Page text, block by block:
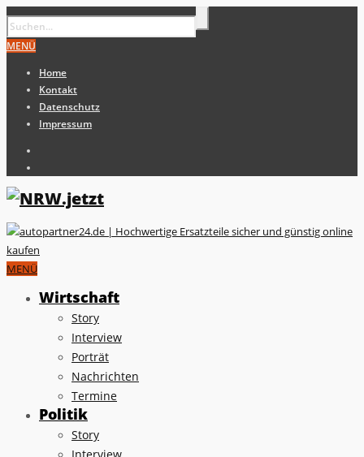
MENÜ
Home
Kontakt
Datenschutz
Impressum
MENÜ
Wirtschaft
Story
Interview
Porträt
Nachrichten
Termine
Politik
Story